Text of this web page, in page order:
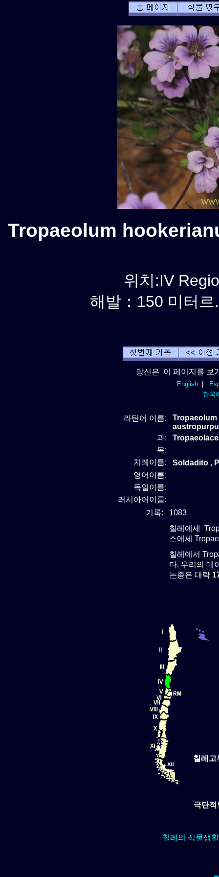
Tropaeolum
위치:IV
해발：150 미터
당신은 이 페이지를 보
English|
한국
라틴어 이름:
과:
목:
치레이름:
Soldadito ,
영어이름:
독일이름:
러시아어이름:
기록:
1083
칠레에세
스에세
칠레에서
다. 우리의 데
는종은 대략
칠레
극단
칠레의 식물생